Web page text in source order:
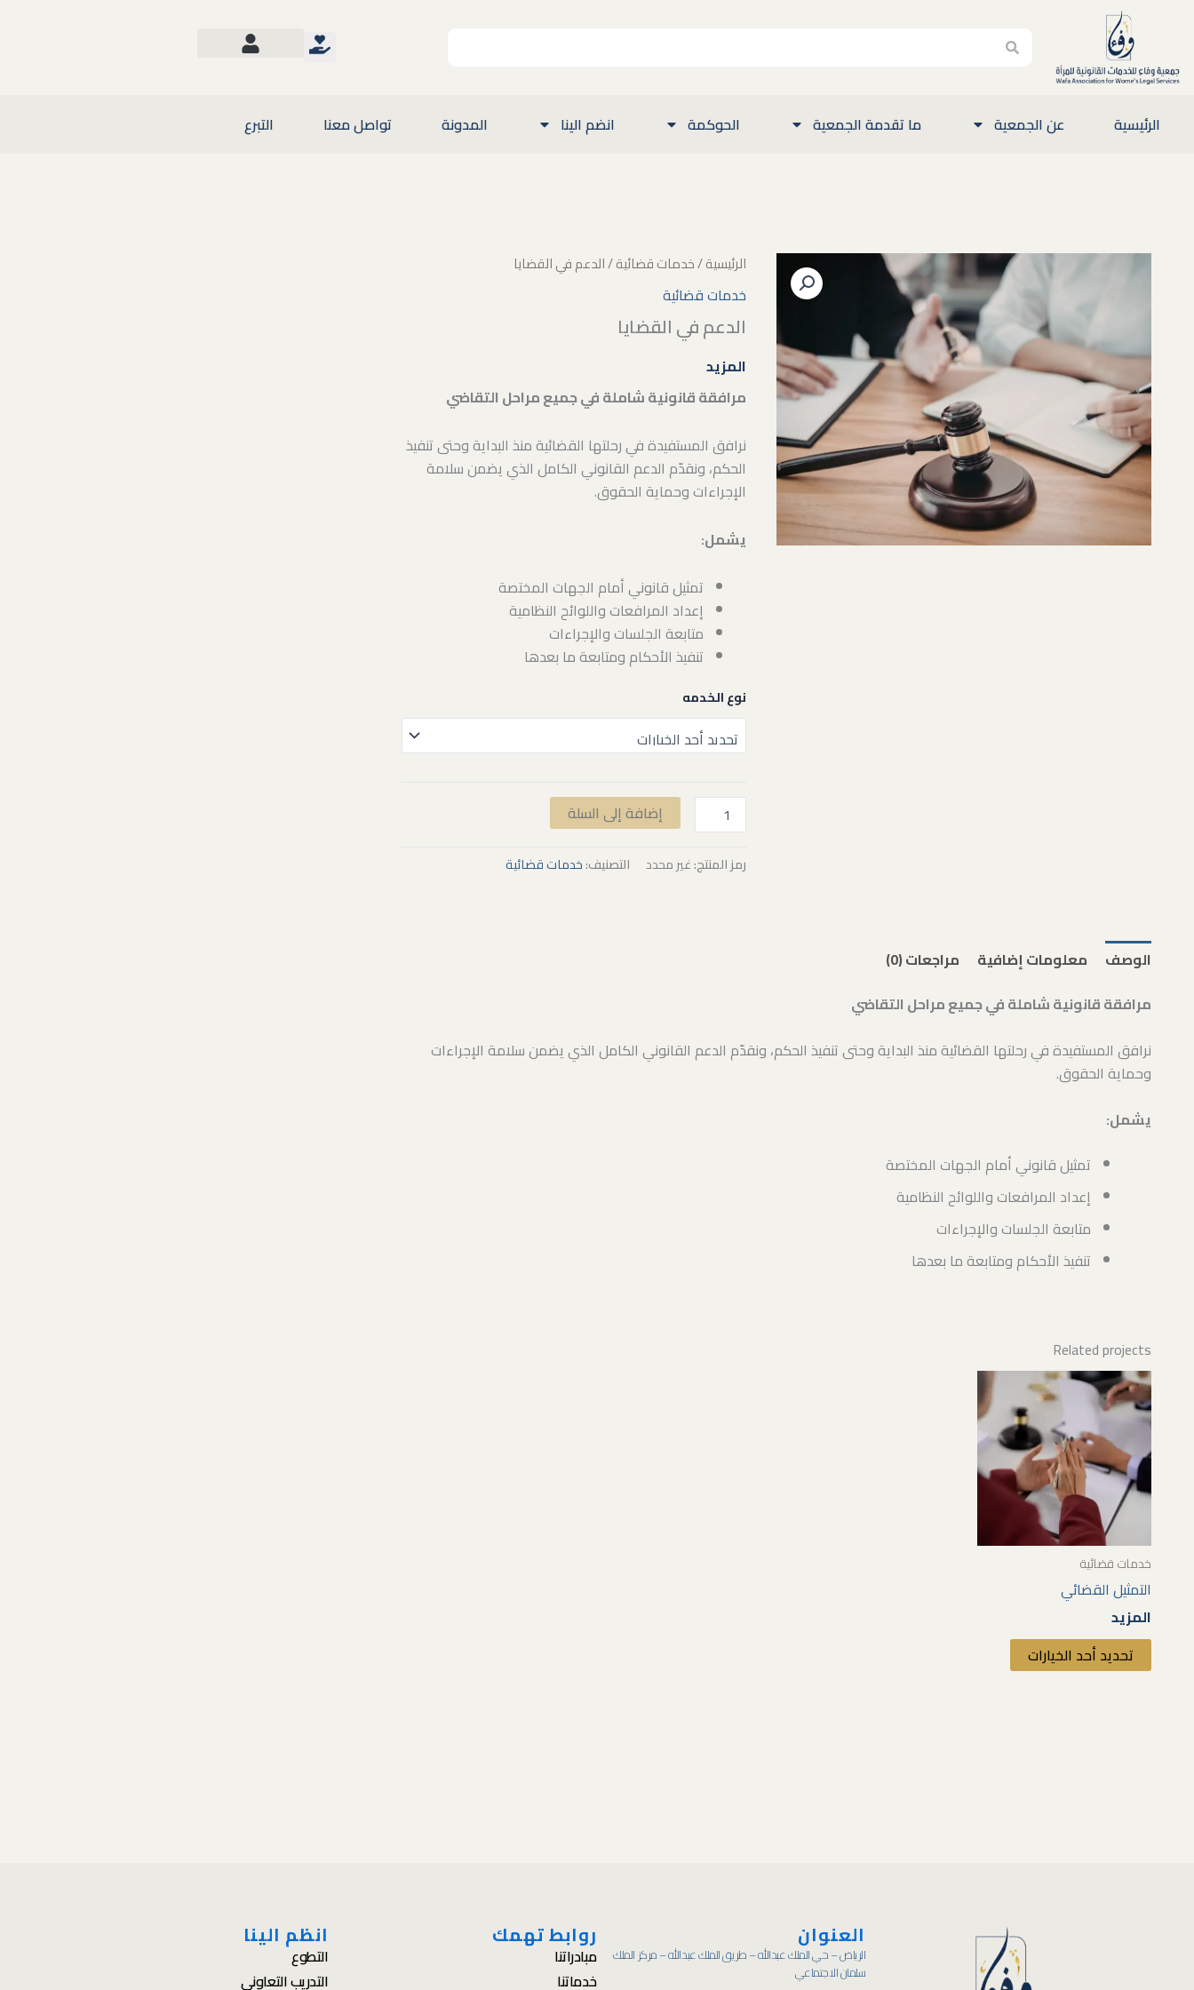
Search
Search
الرئيسية عن الجمعية ما تقدمة الجمعية الحوكمة انضم الينا المدونة تواصل معنا التبرع
الرئيسية/خدمات قضائية/ الدعم في القضايا
خدمات قضائية
الدعم في القضايا
المزيد
مرافقة قانونية شاملة في جميع مراحل التقاضي
نرافق المستفيدة في رحلتها القضائية منذ البداية وحتى تنفيذ
الحكم، ونقدّم الدعم القانوني الكامل الذي يضمن سلامة
الإجراءات وحماية الحقوق.
يشمل:
تمثيل قانوني أمام الجهات المختصة
إعداد المرافعات واللوائح النظامية
متابعة الجلسات والإجراءات
تنفيذ الأحكام ومتابعة ما بعدها
نوع الخدمه
كمية
في
القضايا
إضافة إلى السلة
رمز المنتج:غير محدد التصنيف:خدمات قضائية
الوصف معلومات إضافية
مراجعات (0)
مرافقة قانونية شاملة في جميع مراحل التقاضي
نرافق المستفيدة في رحلتها القضائية منذ البداية وحتى تنفيذ الحكم، ونقدّم الدعم القانوني الكامل الذي يضمن سلامة الإجراءات
وحماية الحقوق.
يشمل:
تمثيل قانوني أمام الجهات المختصة
إعداد المرافعات واللوائح النظامية
متابعة الجلسات والإجراءات
تنفيذ الأحكام ومتابعة ما بعدها
Related projects
خدمات قضائية
التمثيل القضائي
المزيد
تحديد أحد الخيارات
هناك
العديد
من
الأشكال
المختلفة
لهذا
يمكن
صفحة
العنوان
الرياض – حي الملك عبدالله – طريق الملك عبدالله – مركز الملك
سلمان الاجتماعي
روابط تهمك
مبادراتنا
خدماتنا
انظم الينا
التطوع
التدريب التعاوني